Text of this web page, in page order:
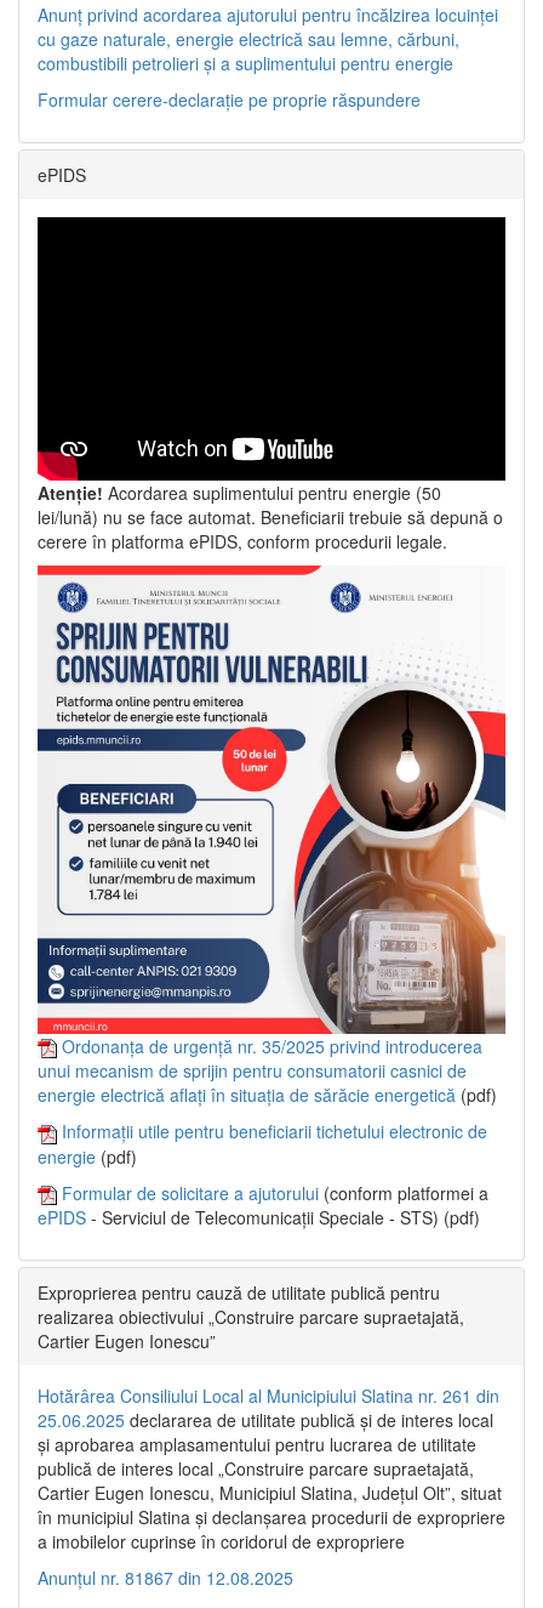
Anunț privind acordarea ajutorului pentru încălzirea locuinței
cu gaze naturale, energie electrică sau lemne, cărbuni,
combustibili petrolieri și a suplimentului pentru energie
Formular cerere-declarație pe proprie răspundere
ePIDS
Atenție! Acordarea suplimentului pentru energie (50
lei/lună) nu se face automat. Beneficiarii trebuie să depună o
cerere în platforma ePIDS, conform procedurii legale.
Ordonanța de urgență nr. 35/2025 privind introducerea
unui mecanism de sprijin pentru consumatorii casnici de
energie electrică aflați în situația de sărăcie energetică (pdf)
Informații utile pentru beneficiarii tichetului electronic de
energie (pdf)
Formular de solicitare a ajutorului (conform platformei a
ePIDS - Serviciul de Telecomunicații Speciale - STS) (pdf)
Exproprierea pentru cauză de utilitate publică pentru
realizarea obiectivului „Construire parcare supraetajată,
Cartier Eugen Ionescu”
Hotărârea Consiliului Local al Municipiului Slatina nr. 261 din
25.06.2025 declararea de utilitate publică și de interes local
și aprobarea amplasamentului pentru lucrarea de utilitate
publică de interes local „Construire parcare supraetajată,
Cartier Eugen Ionescu, Municipiul Slatina, Județul Olt”, situat
în municipiul Slatina și declanșarea procedurii de expropriere
a imobilelor cuprinse în coridorul de expropriere
Anunțul nr. 81867 din 12.08.2025